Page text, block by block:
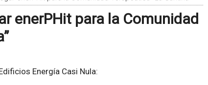
enerPHit para la Comunidad
Energía Casi Nula: